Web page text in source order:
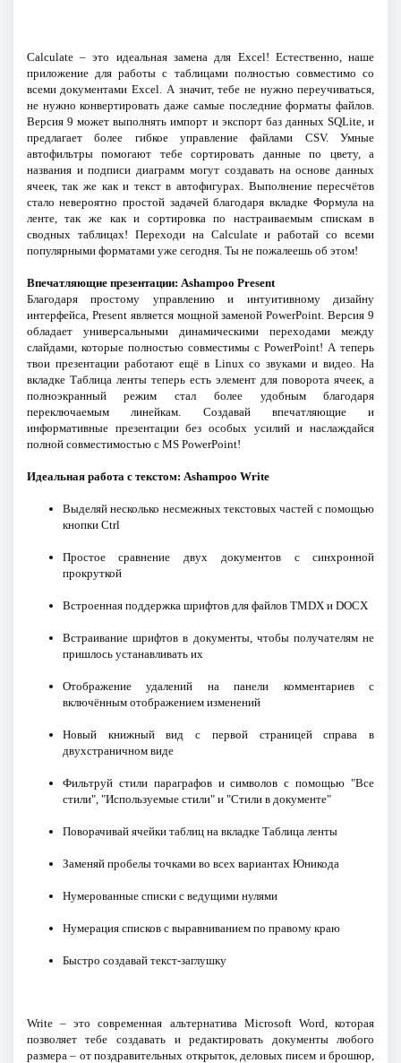
Calculate – это идеальная замена для Excel! Естественно, наше
приложение для работы с таблицами полностью совместимо со
всеми документами Excel. А значит, тебе не нужно переучиваться,
не нужно конвертировать даже самые последние форматы файлов.
Версия 9 может выполнять импорт и экспорт баз данных SQLite, и
предлагает более гибкое управление файлами CSV. Умные
автофильтры помогают тебе сортировать данные по цвету, а
названия и подписи диаграмм могут создавать на основе данных
ячеек, так же как и текст в автофигурах. Выполнение пересчётов
стало невероятно простой задачей благодаря вкладке Формула на
ленте, так же как и сортировка по настраиваемым спискам в
сводных таблицах! Переходи на Calculate и работай со всеми
популярными форматами уже сегодня. Ты не пожалеешь об этом!
Впечатляющие презентации: Ashampoo Present
Благодаря простому управлению и интуитивному дизайну
интерфейса, Present является мощной заменой PowerPoint. Версия 9
обладает универсальными динамическими переходами между
слайдами, которые полностью совместимы с PowerPoint! А теперь
твои презентации работают ещё в Linux со звуками и видео. На
вкладке Таблица ленты теперь есть элемент для поворота ячеек, а
полноэкранный режим стал более удобным благодаря
переключаемым линейкам. Создавай впечатляющие и
информативные презентации без особых усилий и наслаждайся
полной совместимостью с MS PowerPoint!
Идеальная работа с текстом: Ashampoo Write
Выделяй несколько несмежных текстовых частей с помощью
кнопки Ctrl
Простое сравнение двух документов с синхронной
прокруткой
Встроенная поддержка шрифтов для файлов TMDX и DOCX
Встраивание шрифтов в документы, чтобы получателям не
пришлось устанавливать их
Отображение удалений на панели комментариев с
включённым отображением изменений
Новый книжный вид с первой страницей справа в
двухстраничном виде
Фильтруй стили параграфов и символов с помощью "Все
стили", "Используемые стили" и "Стили в документе"
Поворачивай ячейки таблиц на вкладке Таблица ленты
Заменяй пробелы точками во всех вариантах Юникода
Нумерованные списки с ведущими нулями
Нумерация списков с выравниванием по правому краю
Быстро создавай текст-заглушку
Write – это современная альтернатива Microsoft Word, которая
позволяет тебе создавать и редактировать документы любого
размера – от поздравительных открыток, деловых писем и брошюр,